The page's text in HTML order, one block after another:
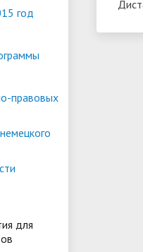
ИвГУ
надежды
услуги
•
в
год
правовых
для